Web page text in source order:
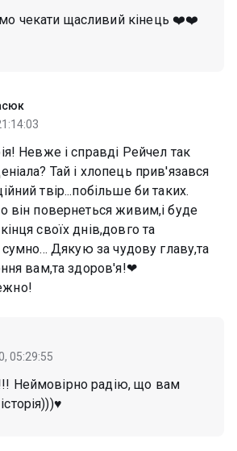
чекати щасливий кінець ❤️❤️
Невже і справді Рейчел так
Тай і хлопець прив'язався
твір...побільше би таких.
він повернеться живим,і буде
своїх днів,довго та
Дякую за чудову главу,та
вам,та здоров'я!❤
05:29:55
Неймовірно радію, що вам